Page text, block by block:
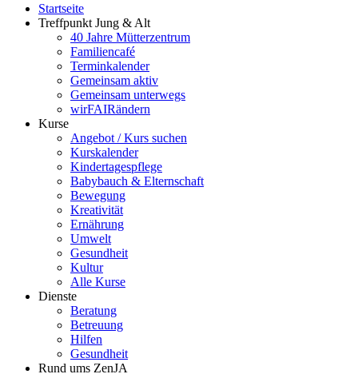
Startseite
Treffpunkt Jung & Alt
40 Jahre Mütterzentrum
Familiencafé
Terminkalender
Gemeinsam aktiv
Gemeinsam unterwegs
wirFAIRändern
Kurse
Angebot / Kurs suchen
Kurskalender
Kindertagespflege
Babybauch & Elternschaft
Bewegung
Kreativität
Ernährung
Umwelt
Gesundheit
Kultur
Alle Kurse
Dienste
Beratung
Betreuung
Hilfen
Gesundheit
Rund ums ZenJA